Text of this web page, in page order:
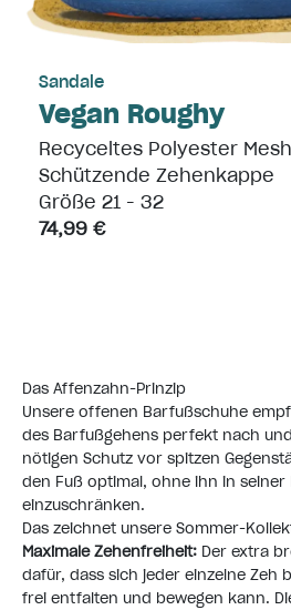
Sandale
Vegan Roughy
Recyceltes Polyester Mesh
Schützende Zehenkappe
Größe 21 - 32
74,99 €
Das Affenzahn-Prinzip
Unsere offenen Barfußschuhe
des Barfußgehens perfekt nach
nötigen Schutz vor spitzen
den Fuß optimal, ohne ihn in seiner
einzuschränken.
Das zeichnet unsere Sommer-
Maximale Zehenfreiheit: Der extra
dafür, dass sich jeder einzelne Zeh
frei entfalten und bewegen kann.